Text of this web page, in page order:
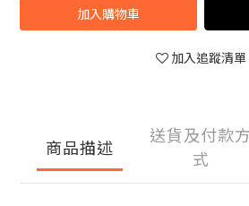
加入購物車
加入追蹤清單
商品描述
送貨及付款方
式